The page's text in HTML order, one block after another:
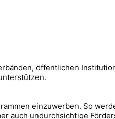
öffentlichen
einzuwerben. So
auch undurchsichtige